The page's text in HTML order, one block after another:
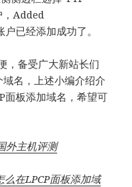
，Added
已经添加成功了。
备受广大新站长们
名，上述小编介绍介
面板添加域名，希望可
外主机评测
在LPCP面板添加域